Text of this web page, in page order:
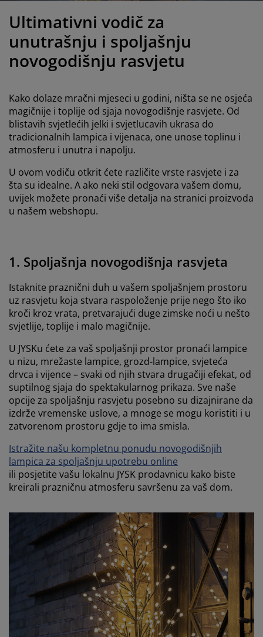
za spavaću sobu
kreveta sa spremnikom
kreveti
namještaja
rasvjeta
potrepštine
soba
Ultimativni vodič za
unutrašnju i spoljašnju
novogodišnju rasvjetu
Kako dolaze mračni mjeseci u godini, ništa se ne osjeća
magičnije i toplije od sjaja novogodišnje rasvjete. Od
blistavih svjetlećih jelki i svjetlucavih ukrasa do
tradicionalnih lampica i vijenaca, one unose toplinu i
atmosferu i unutra i napolju.
U ovom vodiču otkrit ćete različite vrste rasvjete i za
šta su idealne. A ako neki stil odgovara vašem domu,
uvijek možete pronaći više detalja na stranici proizvoda
u našem webshopu.
1. Spoljašnja novogodišnja rasvjeta
Istaknite praznični duh u vašem spoljašnjem prostoru
uz rasvjetu koja stvara raspoloženje prije nego što iko
kroči kroz vrata, pretvarajući duge zimske noći u nešto
svjetlije, toplije i malo magičnije.
U JYSKu ćete za vaš spoljašnji prostor pronaći lampice
u nizu, mrežaste lampice, grozd-lampice, svjeteća
drvca i vijence – svaki od njih stvara drugačiji efekat, od
suptilnog sjaja do spektakularnog prikaza. Sve naše
opcije za spoljašnju rasvjetu posebno su dizajnirane da
izdrže vremenske uslove, a mnoge se mogu koristiti i u
zatvorenom prostoru gdje to ima smisla.
Istražite našu kompletnu ponudu novogodišnjih
lampica za spoljašnju upotrebu online
ili posjetite vašu lokalnu JYSK prodavnicu kako biste
kreirali prazničnu atmosferu savršenu za vaš dom.